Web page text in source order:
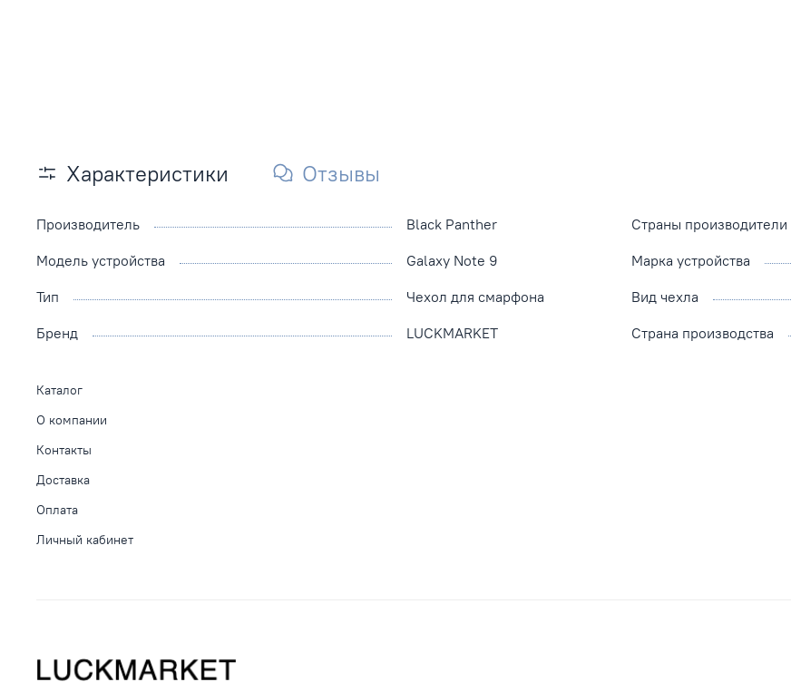
Характеристики Отзывы
Производитель Black Panther Страны производители
Модель устройства
Galaxy Note 9 Марка устройства
Тип
Чехол для смарфона Вид чехла
Бренд
LUCKMARKET Страна производства
Каталог
О компании
Контакты
Доставка
Оплата
Личный кабинет